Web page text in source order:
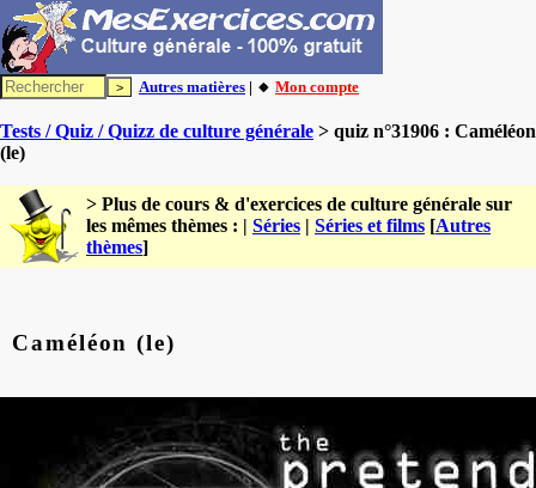
Autres matières | 🔸 Mon compte
Tests / Quiz / Quizz de culture générale > quiz n°31906 : Caméléon
(le)
> Plus de cours & d'exercices de culture générale sur
les mêmes thèmes : | Séries | Séries et films [Autres
thèmes]
Caméléon (le)